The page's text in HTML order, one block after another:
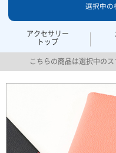
アクセサリー
トップ
選択中の
こちらの商品は選択中の